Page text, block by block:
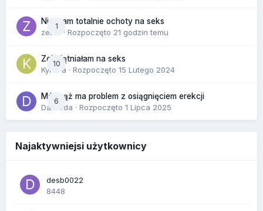
1
Nie mam totalnie ochoty na seks
zenla
· Rozpoczęto 21 godzin temu
10
Zobojętniałam na seks
Kynara · Rozpoczęto 15 Lutego 2024
6
Mój mąż ma problem z osiągnięciem erekcji
Dafiorda · Rozpoczęto 1 Lipca 2025
Najaktywniejsi użytkownicy
desb0022
8448